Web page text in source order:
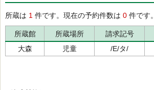
所蔵は 1 件です。現在の予約件数は 0 件です。
所蔵館 所蔵場所 請求記号
大森
児童 /E/タ/